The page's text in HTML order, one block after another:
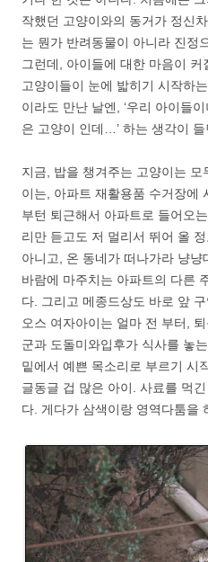
작했던 고양이와의 동거가 정신
는 뭔가 반려동물이 아니라 진정
그런데, 아이들에 대한 마음이
고양이들이 눈에 밟히기 시작하
이라도 만난 날엔, ‘우리 아이들
은 고양이 인데…’ 하는 생각이 들
지금, 밥을 챙겨주는 고양이는
이는, 아파트 재활용품 수거장에
부턴 퇴근해서 아파트로 들어오
리만 듣고도 저 멀리서 뛰어 올
아니고, 온 동네가 떠나가라 냥
바람에 마주치는 아파트의 다른
다. 그리고 메종드상도 바로 앞
오스 여자아이는 얼마 전 부터,
군과 도돌미와입후가 식사를 놓
밑에서 예쁜 목소리로 부르기 시
글동글 겁 많은 아이. 사료를 먹
다. 게다가 삼색이랑 영역다툼을